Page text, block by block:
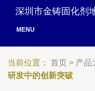
深圳市金铸固化剂
MENU
当前位置： 首页 > 产品
研发中的创新突破